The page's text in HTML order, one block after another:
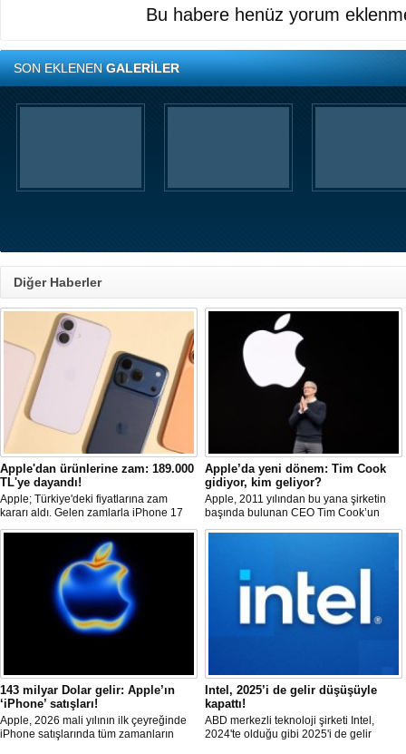
Bu habere henüz yorum
SON EKLENENGALERİLER
Diğer Haberler
Apple'dan ürünlerine zam: 189.000
TL'ye dayandı!
Apple; Türkiye'deki fiyatlarına zam
kararı aldı. Gelen zamlarla iPhone 17
serisinin giriş modeli; 60.000 TL'ye
dayanırken, Pro Max 189.000 TL
sınırına ulaştı. Fiyat artışları AirPods ve
diğer Apple ürünlerine de yansıdı.
Apple’da yeni dönem: Tim Cook
gidiyor, kim geliyor?
Apple, 2011 yılından bu yana şirketin
başında bulunan CEO Tim Cook’un
görevinden ayrılacağını duyurdu.
geçecek. Cook, Yönetim Kurulu Başkanı
olarak görevine devam edecek.
143 milyar Dolar gelir: Apple’ın
‘iPhone’ satışları!
Apple, 2026 mali yılının ilk çeyreğinde
iPhone satışlarında tüm zamanların
Intel, 2025’i de gelir düşüşüyle
kapattı!
ABD merkezli teknoloji şirketi Intel,
2024'te olduğu gibi 2025'i de gelir